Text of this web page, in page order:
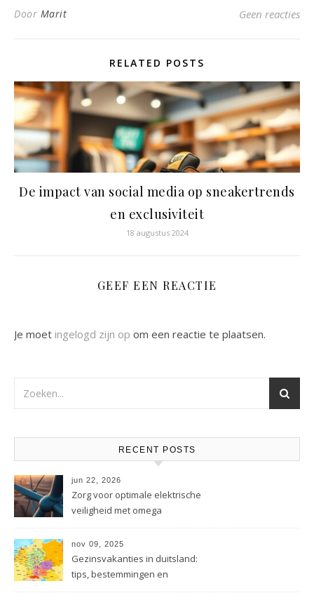
Door Marit Geen reacties
RELATED POSTS
De impact van social media op sneakertrends
en exclusiviteit
18 augustus 2024
GEEF EEN REACTIE
Je moet ingelogd zijn op om een reactie te plaatsen.
RECENT POSTS
jun 22, 2026
Zorg voor optimale elektrische
veiligheid met omega
nov 09, 2025
Gezinsvakanties in duitsland:
tips, bestemmingen en